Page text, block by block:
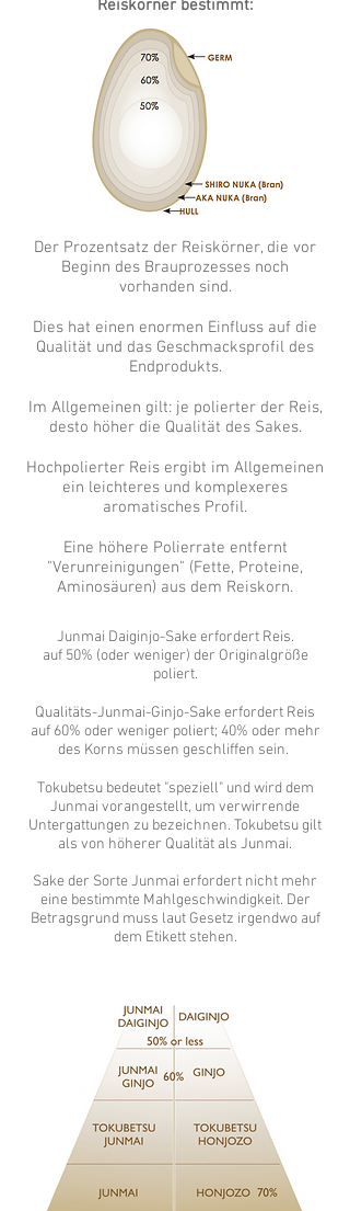
Reiskörner bestimmt:
Der Prozentsatz der Reiskörner, die vor
Beginn des Brauprozesses noch
vorhanden sind.
Dies hat einen enormen Einfluss auf die
Qualität und das Geschmacksprofil des
Endprodukts.
Im Allgemeinen gilt: je polierter der Reis,
desto höher die Qualität des Sakes.
Hochpolierter Reis ergibt im Allgemeinen
ein leichteres und komplexeres
aromatisches Profil.
Eine höhere Polierrate entfernt
"Verunreinigungen" (Fette, Proteine,
Aminosäuren) aus dem Reiskorn.
Junmai Daiginjo-Sake erfordert Reis.
auf 50% (oder weniger) der Originalgröße
poliert.
Qualitäts-Junmai-Ginjo-Sake erfordert Reis
auf 60% oder weniger poliert; 40% oder mehr
des Korns müssen geschliffen sein.
Tokubetsu bedeutet "speziell" und wird dem
Junmai vorangestellt, um verwirrende
Untergattungen zu bezeichnen. Tokubetsu gilt
als von höherer Qualität als Junmai.
Sake der Sorte Junmai erfordert nicht mehr
eine bestimmte Mahlgeschwindigkeit. Der
Betragsgrund muss laut Gesetz irgendwo auf
dem Etikett stehen.